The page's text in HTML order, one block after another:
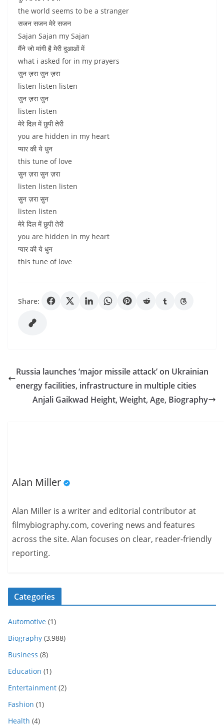
the world seems to be a stranger
सजन सजन मेरे सजन
Sajan Sajan my Sajan
मैंने जो मांगी है मेरी दुआओं में
what i asked for in my prayers
सुन ज़रा सुन ज़रा
listen listen listen
सुन ज़रा सुन
listen listen
मेरे दिल में छुपी तेरी
you are hidden in my heart
प्यार की ये धुन
this tune of love
सुन ज़रा सुन ज़रा
listen listen listen
सुन ज़रा सुन
listen listen
मेरे दिल में छुपी तेरी
you are hidden in my heart
प्यार की ये धुन
this tune of love
Share:
Russia launches ‘major missile attack’ on Ukrainian
energy facilities, infrastructure in multiple cities
Anjali Gaikwad Height, Weight, Age, Biography
Alan Miller
Alan Miller is a writer and editorial contributor at
filmybiography.com, covering news and features
across the site. Alan focuses on clear, reader-friendly
reporting.
Categories
Automotive (1)
Biography (3,988)
Business (8)
Education (1)
Entertainment (2)
Fashion (1)
Health (4)